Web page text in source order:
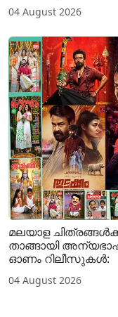
04 August 2026
മലയാള ചിത്രങ്ങൾക്ക്
താങ്ങായി
ഓണം റിലീസുകൾ:
04 August 2026